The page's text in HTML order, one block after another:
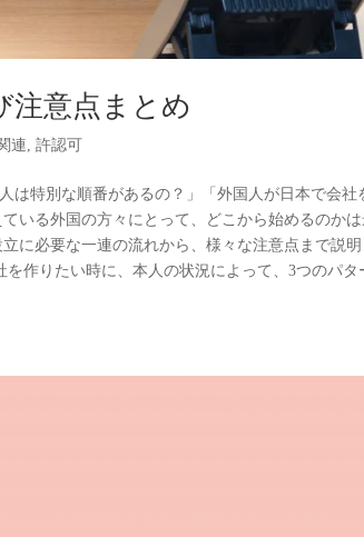
注意点まとめ
連 ,許認可
は特別な順番があるの？」「外国人が日本で会社
いる外国の方々にとって、どこから始めるのかは
に必要な一連の流れから、様々な注意点まで説明
作りたい時に、本人の状況によって、3つのパタ